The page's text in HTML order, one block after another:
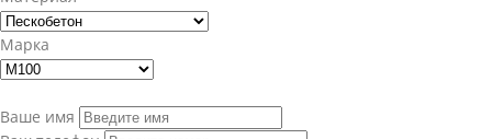
Марка
Ваше имя